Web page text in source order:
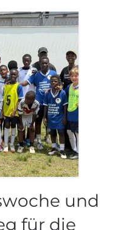
und
für die